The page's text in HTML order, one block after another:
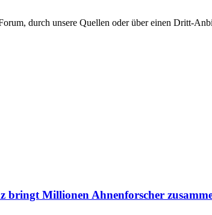
durch unsere Quellen oder über einen Dritt-
bringt Millionen Ahnenforscher